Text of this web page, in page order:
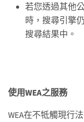
若您透過其他
時，搜尋引擎
搜尋結果中。
使用WEA之服務
WEA在不牴觸現行